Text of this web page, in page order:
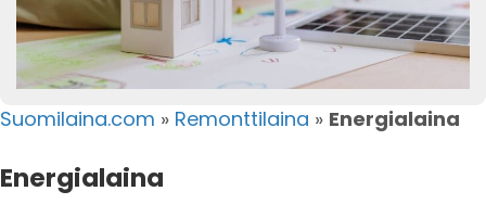
Suomilaina.com » Remonttilaina » Energialaina
Energialaina